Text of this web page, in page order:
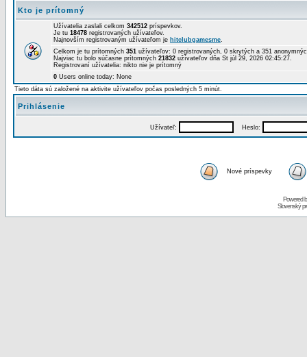
Kto je prítomný
Užívatelia zaslali celkom 342512 príspevkov.
Je tu 18478 registrovaných užívateľov.
Najnovším registrovaným užívateľom je hitclubgamesme.
Celkom je tu prítomných 351 užívateľov: 0 registrovaných, 0 skrytých a 351
Najviac tu bolo súčasne prítomných 21832 užívateľov dňa St júl 29, 2026 02:45:27.
Registrovaní užívatelia: nikto nie je prítomný
0 Users online today: None
Tieto dáta sú založené na aktivite užívateľov počas posledných 5 minút.
Prihlásenie
Užívateľ: Heslo:
Nové príspevky
Powered
Slovenský